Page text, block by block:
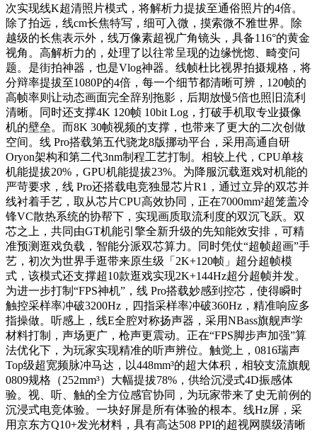
次实现线K超清照片模式，将解析力提拔至通俗照片的4倍。
除了拍远，线cm长焦特写，细可入微，摸索微不雅世界。除
越级的长焦表示外，线万像素超视广角镜头，具备116°的黄金
视角。高解析力的，处理了以往常呈现的边缘恍惚、畸变问
题。是街拍神器，也是Vlog神器。线帧杜比视界拍摄规格，将
分辩率提拔至1080P的4倍，每一个细节都清晰可辨，120帧的
高帧率则让动态画面完全辞别拖影，后期放慢5倍也照旧流利
清晰。同时还支撑4K 120帧 10bit Log，打破手机取专业摄像
机的壁垒。而8K 30帧视频的支撑，也带来了更大的二次创做
空间。线 Pro搭载第五代骁龙8版挪动平台，采用高通自研
Oryon架构和第二代3nm制程工艺打制。相较上代，CPU单核
机能提拔20%，GPU机能提拔23%。为降服沉载逛戏对机能的
严苛要求，线 Pro还搭载电竞独显芯片R1，通过立异的双芯并
线衬着手艺，取从芯片CPU高效协同，正在7000mm²超笼盖冷
锋VC散热系统的协帮下，实现画质取流利度的双沉飞跃。双
芯之上，共同由GT机能引擎全新升级的先知能效安排，可精
准预测逛戏负载，智能分派双芯算力。同时凭仗“超帧超画”手
艺，初次为世界手逛带来原生级「2K+120帧」超分超帧模
式，该模式还支撑超10款逛戏实现2K+144Hz超分超帧并发。
为进一步打制“FPS神机”，线 Pro搭载妙感到控芯，使得瞬时
触控采样率冲破3200Hz，四指采样率冲破360Hz，精准响应多
指操做。听感上，线E全腔对称扬声器，采用NBass旗舰声学
材料打制，声场更广，枪声更震动。正在“FPS脚步声加强”算
法优化下，为玩家实现精准的听声辨位。触觉上，0816瑞声
Top级超宽频脉冲马达，以448mm³的超大体积，相较支流旗舰
0809规格（252mm³）大幅提拔78%，供给沉浸式4D振感体
验。视、听、触的全方位感官协同，为玩家带来了史无前例的
沉浸式电竞体验。一块好屏是所有体验的根本。线Hz屏，采
用京东方Q10+发光材料，具有高达508 PPI的超视网膜级清晰